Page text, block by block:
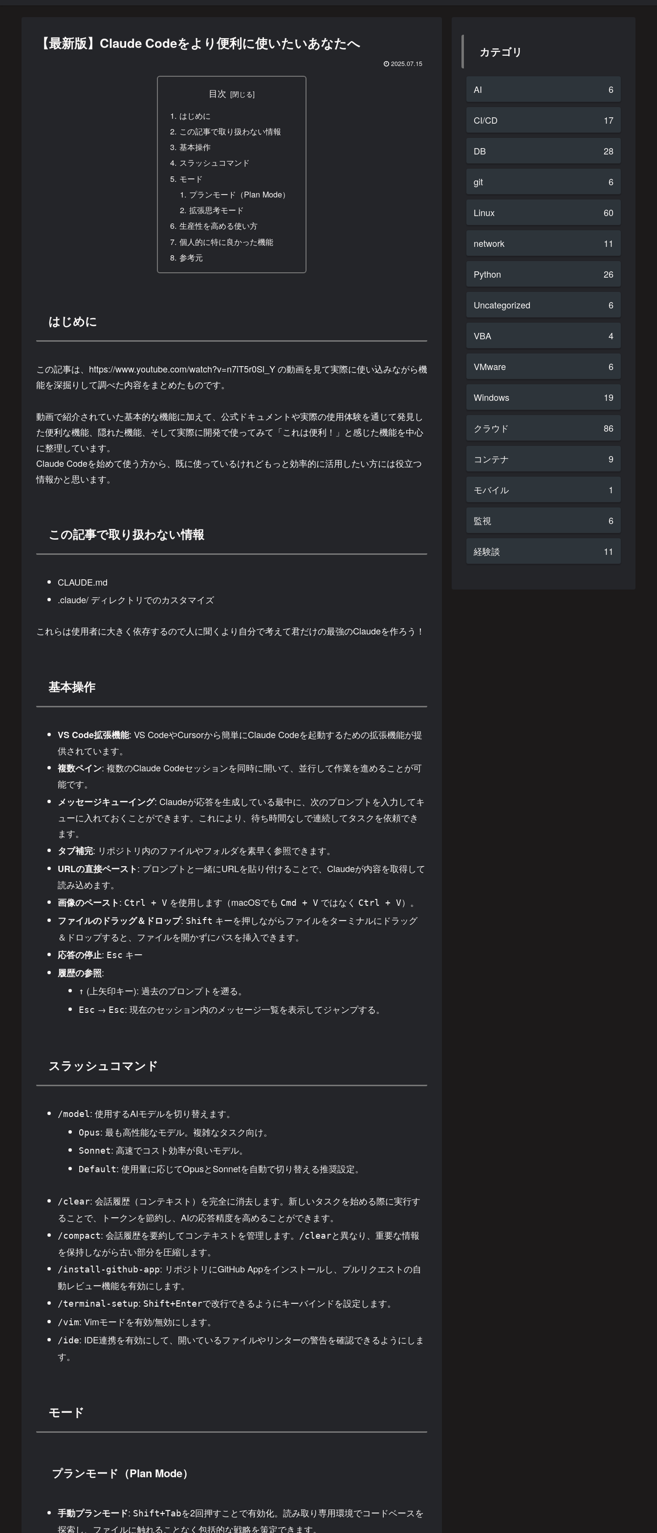
【最新版】Claude Codeをより便利に使いたいあなたへ
2025.07.15
目次
はじめに
この記事で取り扱わない情報
基本操作
スラッシュコマンド
モード
プランモード（Plan Mode）
拡張思考モード
生産性を高める使い方
個人的に特に良かった機能
参考元
はじめに
この記事は、https://www.youtube.com/watch?v=n7iT5r0Sl_Y の動画を見て実際に使い込みながら機
能を深掘りして調べた内容をまとめたものです。
動画で紹介されていた基本的な機能に加えて、公式ドキュメントや実際の使用体験を通じて発見し
た便利な機能、隠れた機能、そして実際に開発で使ってみて「これは便利！」と感じた機能を中心
に整理しています。
Claude Codeを始めて使う方から、既に使っているけれどもっと効率的に活用したい方には役立つ
情報かと思います。
この記事で取り扱わない情報
CLAUDE.md
.claude/ ディレクトリでのカスタマイズ
これらは使用者に大きく依存するので人に聞くより自分で考えて君だけの最強のClaudeを作ろう！
基本操作
VS Code拡張機能: VS CodeやCursorから簡単にClaude Codeを起動するための拡張機能が提
供されています。
複数ペイン: 複数のClaude Codeセッションを同時に開いて、並行して作業を進めることが可
能です。
メッセージキューイング: Claudeが応答を生成している最中に、次のプロンプトを入力してキ
ューに入れておくことができます。これにより、待ち時間なしで連続してタスクを依頼でき
ます。
タブ補完: リポジトリ内のファイルやフォルダを素早く参照できます。
URLの直接ペースト: プロンプトと一緒にURLを貼り付けることで、Claudeが内容を取得して
読み込めます。
画像のペースト: Ctrl + Vを使用します（macOSでも Cmd + Vではなく Ctrl + V）。
ファイルのドラッグ＆ドロップ: Shift キーを押しながらファイルをターミナルにドラッグ
＆ドロップすると、ファイルを開かずにパスを挿入できます。
応答の停止: Esc キー
履歴の参照:
↑ (上矢印キー): 過去のプロンプトを遡る。
Esc → Esc: 現在のセッション内のメッセージ一覧を表示してジャンプする。
スラッシュコマンド
/model: 使用するAIモデルを切り替えます。
Opus: 最も高性能なモデル。複雑なタスク向け。
Sonnet: 高速でコスト効率が良いモデル。
Default: 使用量に応じてOpusとSonnetを自動で切り替える推奨設定。
/clear: 会話履歴（コンテキスト）を完全に消去します。新しいタスクを始める際に実行す
ることで、トークンを節約し、AIの応答精度を高めることができます。
/compact: 会話履歴を要約してコンテキストを管理します。 /clearと異なり、重要な情報
を保持しながら古い部分を圧縮します。
/install-github-app: リポジトリにGitHub Appをインストールし、プルリクエストの自
動レビュー機能を有効にします。
/terminal-setup: Shift+Enterで改行できるようにキーバインドを設定します。
/vim: Vimモードを有効/無効にします。
/ide: IDE連携を有効にして、開いているファイルやリンターの警告を確認できるようにしま
す。
モード
プランモード（Plan Mode）
手動プランモード: Shift+Tabを2回押すことで有効化。読み取り専用環境でコードベースを
探索し、ファイルに触れることなく包括的な戦略を策定できます。
カテゴリ
AI 6
CI/CD 17
DB 28
git 6
Linux 60
network 11
Python 26
Uncategorized 6
VBA 4
VMware 6
Windows 19
クラウド 86
コンテナ 9
モバイル 1
監視 6
経験談 11